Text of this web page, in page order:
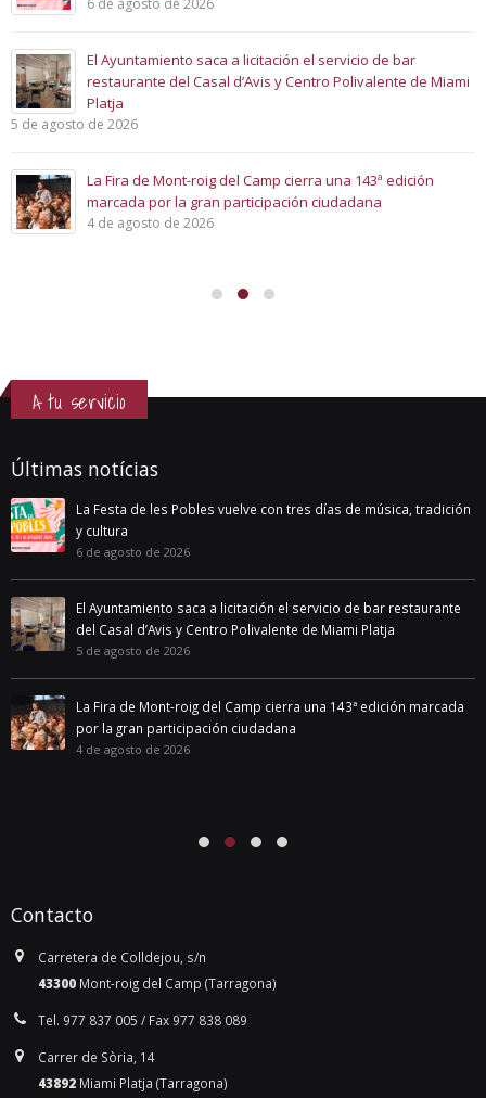
El Ayuntamiento saca a licitación el servicio de bar
restaurante del Casal d’Avis y Centro Polivalente de Miami
Platja
5 de agosto de 2026
La Fira de Mont-roig del Camp cierra una 143ª edición
marcada por la gran participación ciudadana
4 de agosto de 2026
A tu servicio
Últimas notícias
La Festa de les Pobles vuelve con tres días de música, tradición
y cultura
6 de agosto de 2026
El Ayuntamiento saca a licitación el servicio de bar restaurante
del Casal d’Avis y Centro Polivalente de Miami Platja
5 de agosto de 2026
La Fira de Mont-roig del Camp cierra una 143ª edición marcada
por la gran participación ciudadana
4 de agosto de 2026
Contacto
Carretera de Colldejou, s/n
43300 Mont-roig del Camp (Tarragona)
Tel. 977 837 005 / Fax 977 838 089
Carrer de Sòria, 14
43892 Miami Platja (Tarragona)